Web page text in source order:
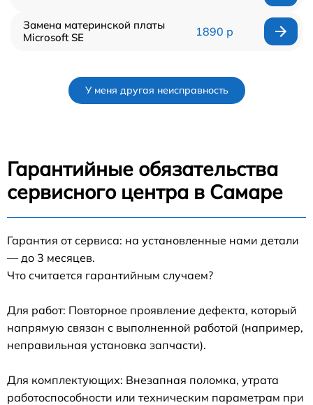
Замена материнской платы
Microsoft SE
1890 р
У меня другая неисправность
Гарантийные обязательства
сервисного центра в Самаре
Гарантия от сервиса: на установленные нами детали
— до 3 месяцев.
Что считается гарантийным случаем?
Для работ: Повторное проявление дефекта, который
напрямую связан с выполненной работой (например,
неправильная установка запчасти).
Для комплектующих: Внезапная поломка, утрата
работоспособности или техническим параметрам при